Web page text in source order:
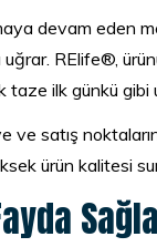
devam eden
RElife®,
taze ilk günkü gibi
ve satış
ürün kalitesi